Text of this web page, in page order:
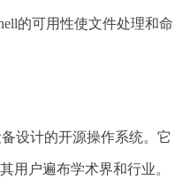
的可用性使文件处理和命
设计的开源操作系统。它
用户遍布学术界和行业。